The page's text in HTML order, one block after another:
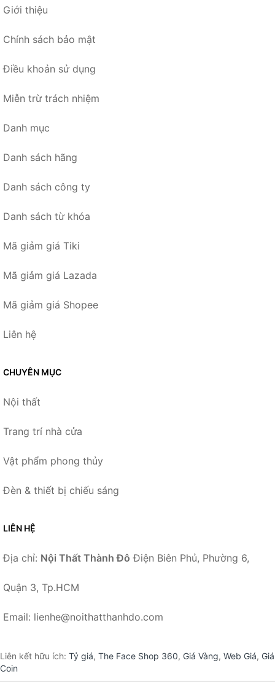
Giới thiệu
Chính sách bảo mật
Điều khoản sử dụng
Miễn trừ trách nhiệm
Danh mục
Danh sách hãng
Danh sách công ty
Danh sách từ khóa
Mã giảm giá Tiki
Mã giảm giá Lazada
Mã giảm giá Shopee
Liên hệ
CHUYÊN MỤC
Nội thất
Trang trí nhà cửa
Vật phẩm phong thủy
Đèn & thiết bị chiếu sáng
LIÊN HỆ
Địa chỉ: Nội Thất Thành Đô Điện Biên Phủ, Phường 6,
Quận 3, Tp.HCM
Email: lienhe@noithatthanhdo.com
Liên kết hữu ích: Tỷ giá, The Face Shop 360, Giá Vàng, Web Giá, Giá
Coin